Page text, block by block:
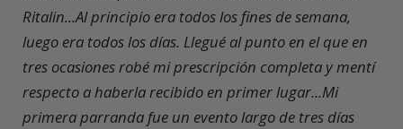
Ritalin...Al principio era todos los fines de semana,
luego era todos los días. Llegué al punto en el que en
tres ocasiones robé mi prescripción completa y mentí
respecto a haberla recibido en primer lugar...Mi
primera parranda fue un evento largo de tres días